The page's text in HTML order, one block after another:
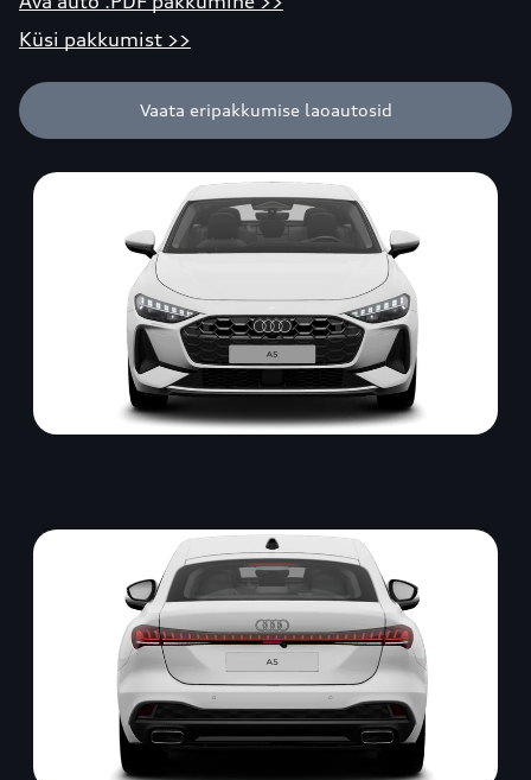
Küsi pakkumist >>
Vaata eripakkumise laoautosid